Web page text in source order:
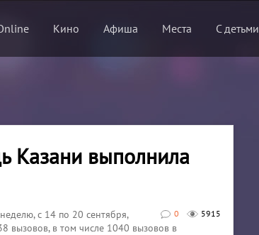
Кино Афиша Места С детьми
Казани выполнила
5915
0
с 14 по 20 сентября,
вызовов, в том числе 1040 вызовов в